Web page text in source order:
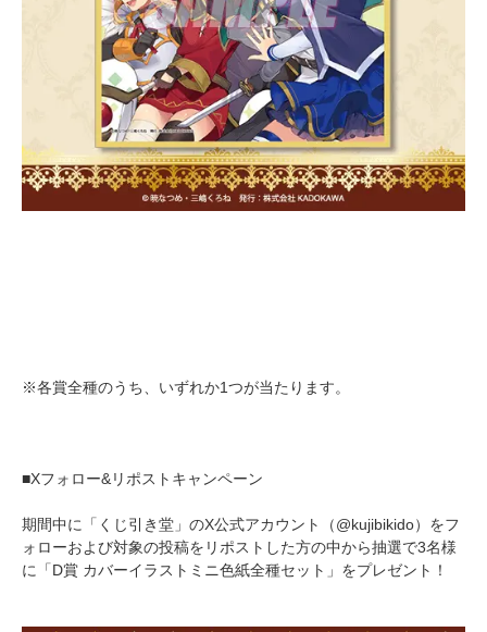
※各賞全種のうち、いずれか1つが当たります。
■Xフォロー&リポストキャンペーン
期間中に「くじ引き堂」のX公式アカウント（@kujibikido）をフ
ォローおよび対象の投稿をリポストした方の中から抽選で3名様
に「D賞 カバーイラストミニ色紙全種セット」をプレゼント！